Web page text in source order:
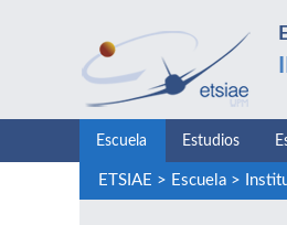
Escuela Estudios
ETSIAE > Escuela>